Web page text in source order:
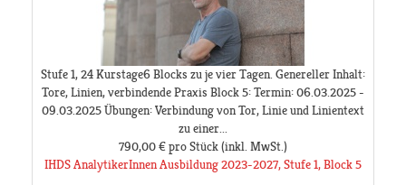
Stufe 1, 24 Kurstage6 Blocks zu je vier Tagen. Genereller Inhalt:
Tore, Linien, verbindende Praxis Block 5: Termin: 06.03.2025 -
09.03.2025 Übungen: Verbindung von Tor, Linie und Linientext
zu einer...
790,00 €pro Stück(inkl. MwSt.)
IHDS AnalytikerInnen Ausbildung 2023-2027, Stufe 1, Block 5